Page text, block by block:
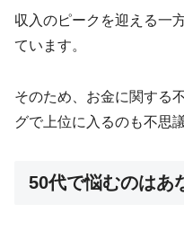
収入のピークを迎える一
ています。
そのため、お金に関する
グで上位に入るのも不思
50代で悩むのはあ